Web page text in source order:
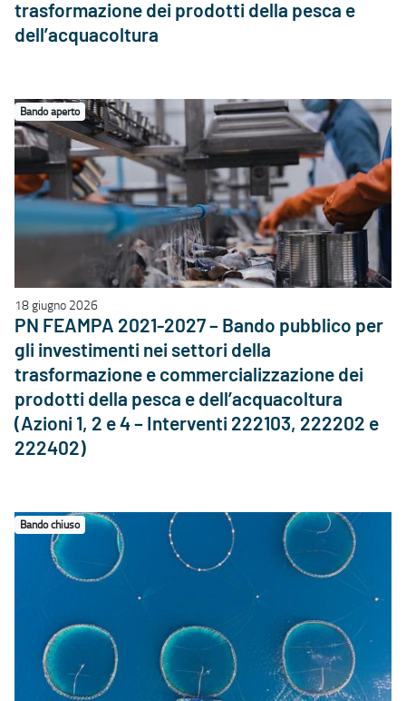
trasformazione dei prodotti della pesca e
dell’acquacoltura
Bando aperto
18 giugno 2026
PN FEAMPA 2021-2027 – Bando pubblico per
gli investimenti nei settori della
trasformazione e commercializzazione dei
prodotti della pesca e dell’acquacoltura
(Azioni 1, 2 e 4 – Interventi 222103, 222202 e
222402)
Bando chiuso